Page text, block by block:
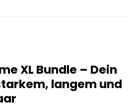
XL Bundle – Dein
langem und